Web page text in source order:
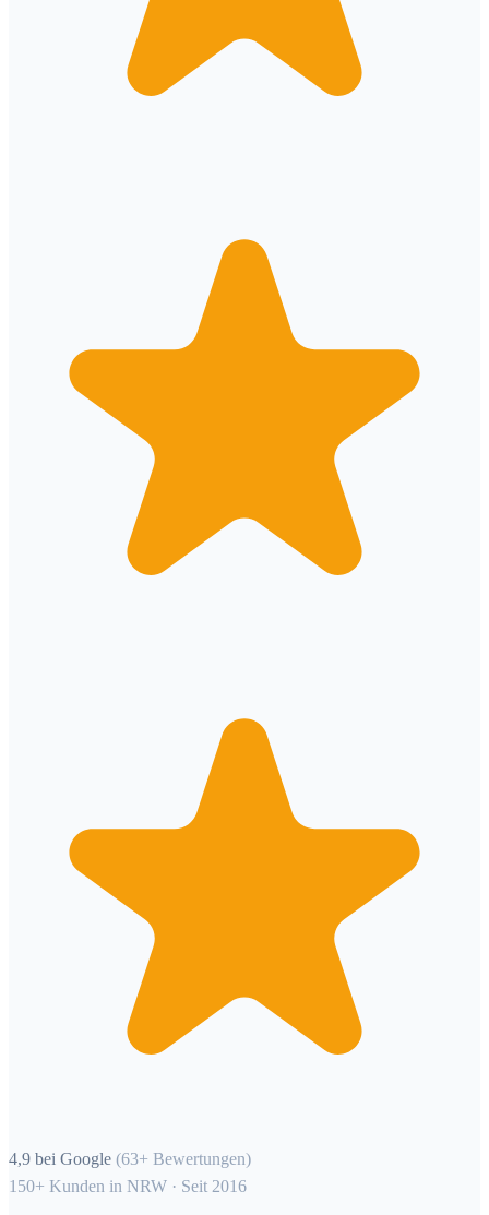
4,9 bei Google (63+ Bewertungen)
150+ Kunden in NRW · Seit 2016